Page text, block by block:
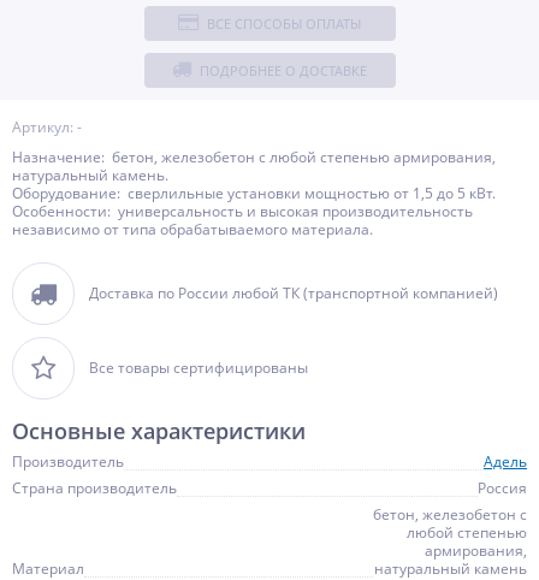
Артикул: -
Назначение: бетон, железобетон с любой степенью армирования,
натуральный камень.
Оборудование: сверлильные установки мощностью от 1,5 до 5 кВт.
Особенности: универсальность и высокая производительность
независимо от типа обрабатываемого материала.
Доставка по России любой ТК (транспортной компанией)
Все товары сертифицированы
ВСЕ СПОСОБЫ ОПЛАТЫ
ПОДРОБНЕЕ О ДОСТАВКЕ
Основные характеристики
Производитель
Адель
Страна производитель
Россия
Материал
бетон, железобетон с
любой степенью
армирования,
натуральный камень